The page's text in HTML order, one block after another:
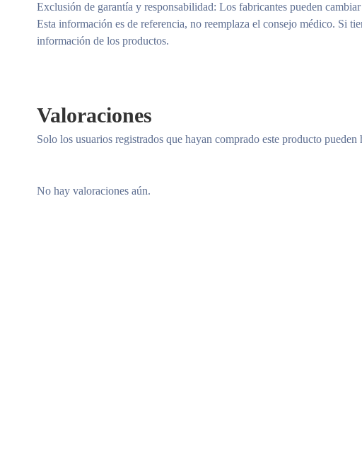
Exclusión de garantía y responsabilidad: Los fabricantes pueden
Esta información es de referencia, no reemplaza el consejo médico. Si
información de los productos.
Valoraciones
No hay valoraciones aún.
Solo los usuarios registrados que hayan comprado este producto pueden